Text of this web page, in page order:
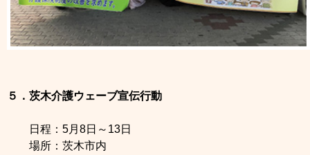
５．茨木介護ウェーブ宣伝行動
日程：5月8日～13日
場所：茨木市内